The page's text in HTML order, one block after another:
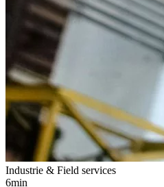
Industrie & Field services
6min